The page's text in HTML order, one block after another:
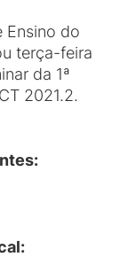
Ensino do
terça-feira
da 1ª
2021.2.